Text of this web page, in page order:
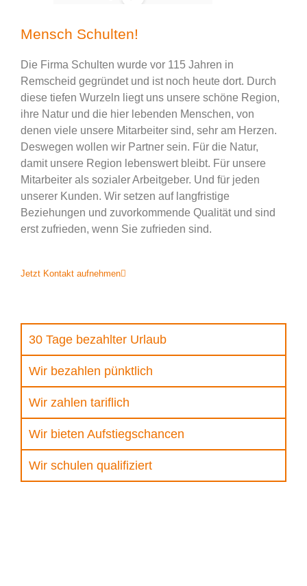
Inhalt entsperren
Erforderlichen Service
akzeptieren und
Inhalte entsperren
Mensch Schulten!
Die Firma Schulten wurde vor 115 Jahren in
Remscheid gegründet und ist noch heute dort. Durch
diese tiefen Wurzeln liegt uns unsere schöne Region,
ihre Natur und die hier lebenden Menschen, von
denen viele unsere Mitarbeiter sind, sehr am Herzen.
Deswegen wollen wir Partner sein. Für die Natur,
damit unsere Region lebenswert bleibt. Für unsere
Mitarbeiter als sozialer Arbeitgeber. Und für jeden
unserer Kunden. Wir setzen auf langfristige
Beziehungen und zuvorkommende Qualität und sind
erst zufrieden, wenn Sie zufrieden sind.
Jetzt Kontakt aufnehmen
30 Tage bezahlter Urlaub
Wir bezahlen pünktlich
Wir zahlen tariflich
Wir bieten Aufstiegschancen
Wir schulen qualifiziert